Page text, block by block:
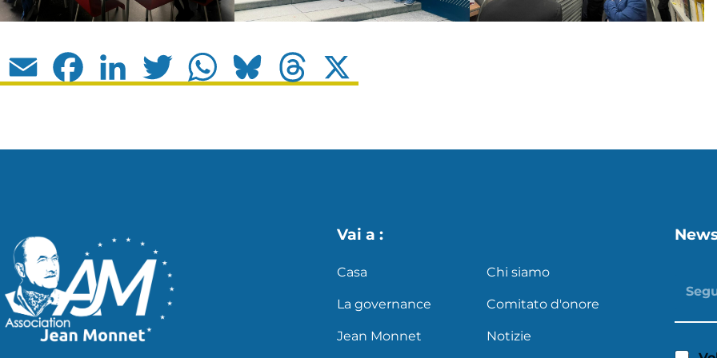
Email FacebookLinkedIn Twitter WhatsAppBluesky Threads
Vai a :
Casa Chi siamo
La governance Comitato d'onore
Jean Monnet Notizie